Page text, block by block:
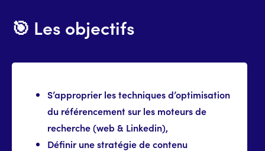
🎯 Les objectifs
S’approprier les techniques d’optimisation
du référencement sur les moteurs de
recherche (web & Linkedin),
Définir une stratégie de contenu